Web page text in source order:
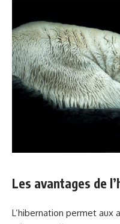
Les avantages de
L’hibernation permet aux